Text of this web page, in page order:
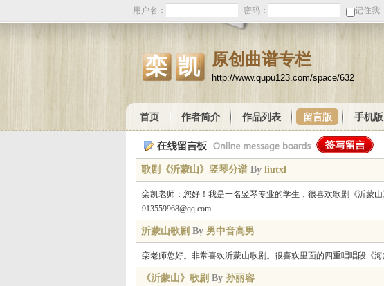
用户名： 密码： 记住我
栾凯 原创曲谱专栏
http://www.qupu123.com/space/632
首页 作者简介 作品列表 留言版 手机版
歌剧《沂蒙山》竖琴分谱 By liutxl
栾凯老师：您好！我是一名竖琴专业的学生，很喜欢歌剧《沂蒙
913559968@qq.com
沂蒙山歌剧 By 男中音高男
栾老师您好。非常喜欢沂蒙山歌剧。很喜欢里面的四重唱唱段《
《沂蒙山》歌剧 By 孙丽容